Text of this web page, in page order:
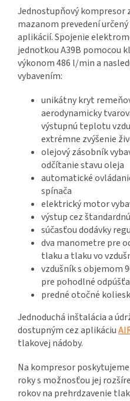
Jednostupňový kompresor
mazanom prevedení
aplikácií. Spojenie
jednotkou A39B pomocou
výkonom 486 l/min a
vybavením:
unikátny kryt
aerodynamicky
výstupnú teplotu
extrémne zvýšenie
olejový zásobník
odčítanie stavu oleja
automatické
spínača
elektrický motor
výstup cez
súčasťou dodávky
dva manometre pre
tlaku a tlaku vo
vzdušník s objemom
pre pohodlné
predné otočné
Jednoduchá inštalácia a
dostupným cez aplikáciu
tlakovej nádoby.
Na kompresor
roky s možnosťou jej
rokov na prehrdzavenie